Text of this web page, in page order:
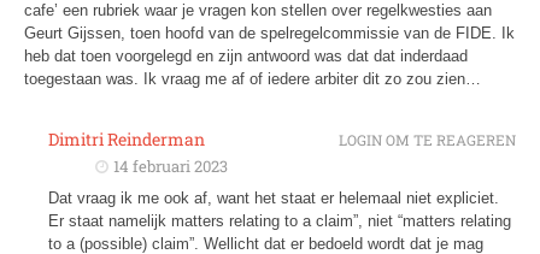
cafe’ een rubriek waar je vragen kon stellen over regelkwesties aan
Geurt Gijssen, toen hoofd van de spelregelcommissie van de FIDE. Ik
heb dat toen voorgelegd en zijn antwoord was dat dat inderdaad
toegestaan was. Ik vraag me af of iedere arbiter dit zo zou zien…
Dimitri Reinderman
14 februari 2023
Dat vraag ik me ook af, want het staat er helemaal niet expliciet.
Er staat namelijk matters relating to a claim”, niet “matters relating
to a (possible) claim”. Wellicht dat er bedoeld wordt dat je mag
LOGIN OM TE REAGEREN